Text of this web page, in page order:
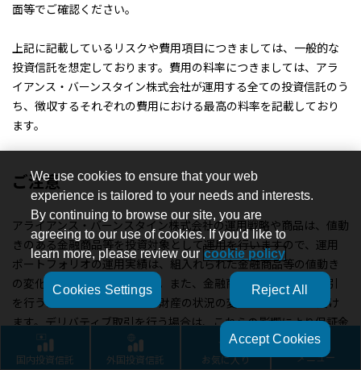
国内投資信託 外国投資信託 お気に入り メニュー
面等でご確認ください。
上記に記載しているリスクや費用項目につきましては、一般的な
投資信託を想定しております。費用の料率につきましては、アラ
イアンス・バーンスタイン株式会社が運用する全ての投資信託のう
ち、徴収するそれぞれの費用における最高の料率を記載しており
ます。
ご注意
アライアンス・バーンスタイン株式会社の運用戦略や商品は、値動
きのある金融商品等を投資対象として運用を行いますので、運用
ポートフォリオの運用実績は、組入れられた金融商品等の値動き
の変化による影響を受けます。また、金融商品取引業者等と取引
を行うため、その業務または財産の状況の変化による影響も受け
ます。デリバティブ取引を行う場合は、これらの影響により保証金
を超過する損失が発生する可能性があります。資産の価値の減少
を含むリスクはお客様に帰属します。したがって、元金および利回
We use cookies to ensure that your web
experience is tailored to your needs and interests.
By continuing to browse our site, you are
agreeing to our use of cookies. If you'd like to
learn more, please review our cookie policy
Cookies Settings Reject All
Accept Cookies